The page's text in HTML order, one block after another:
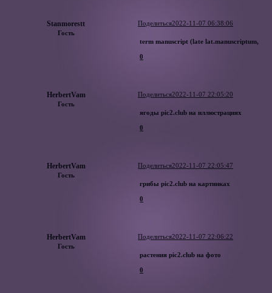
Поделиться2022-11-07 06:38:06
Stanmorestt
Гость
term manuscript (late lat.manuscriptum,
0
Поделиться2022-11-07 22:05:20
HerbertVam
Гость
ягоды pic2.club на иллюстрациях
0
Поделиться2022-11-07 22:05:47
HerbertVam
Гость
грибы pic2.club на картинках
0
Поделиться2022-11-07 22:06:22
HerbertVam
Гость
растения pic2.club на фото
0